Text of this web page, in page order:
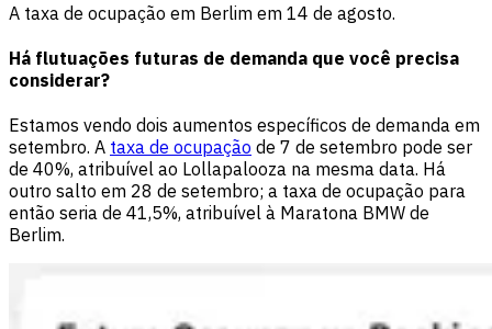
A taxa de ocupação em Berlim em 14 de agosto.
Há flutuações futuras de demanda que você precisa
considerar?
Estamos vendo dois aumentos específicos de demanda em
setembro. A taxa de ocupação de 7 de setembro pode ser
de 40%, atribuível ao Lollapalooza na mesma data. Há
outro salto em 28 de setembro; a taxa de ocupação para
então seria de 41,5%, atribuível à Maratona BMW de
Berlim.